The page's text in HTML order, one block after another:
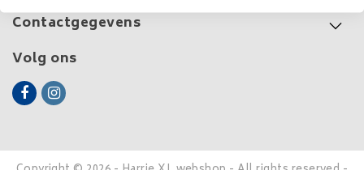
Contactgegevens
Volg ons